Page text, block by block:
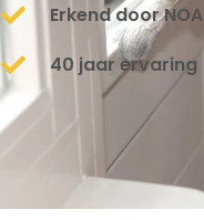
Erkend door NOA
40 jaar ervaring